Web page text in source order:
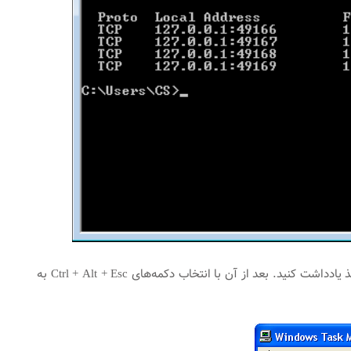
بعد از اجرای این دستور PID تمامی خطوطی که State آن‌ها ESTABLISHED است را بر روی کاغذ یادداشت کنید. بعد از آن با انتخاب دکمه‌های Ctrl + Alt + Esc به